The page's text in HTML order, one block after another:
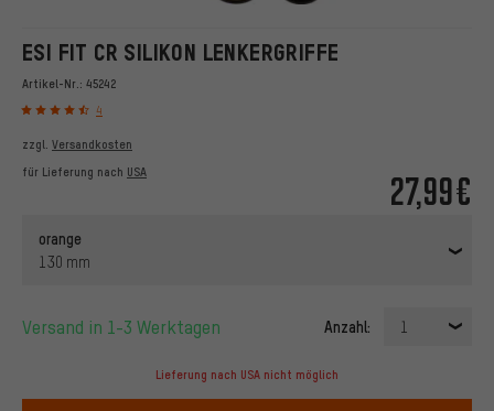
ESI FIT CR SILIKON LENKERGRIFFE
Artikel-Nr.: 45242
4
27,99€
zzgl. Versandkosten
für Lieferung nach USA
orange
130 mm
Versand in 1-3 Werktagen Anzahl: 1
Lieferung nach USA nicht möglich